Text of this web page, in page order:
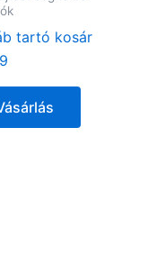
tartó kosár